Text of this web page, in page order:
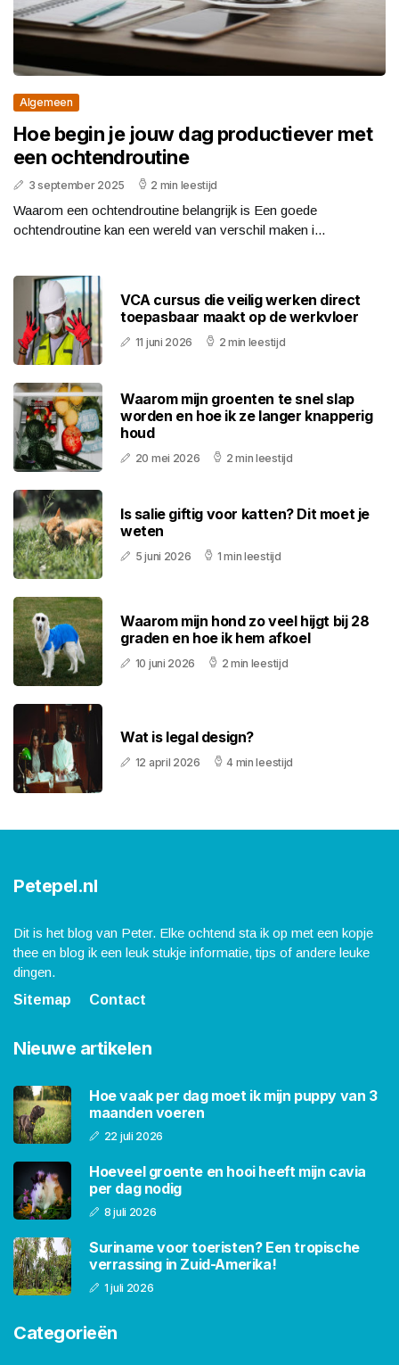
Algemeen
Hoe begin je jouw dag productiever met
een ochtendroutine
3 september 2025 2 min leestijd
Waarom een ochtendroutine belangrijk is Een goede
ochtendroutine kan een wereld van verschil maken i...
VCA cursus die veilig werken direct
toepasbaar maakt op de werkvloer
11 juni 2026 2 min leestijd
Waarom mijn groenten te snel slap
worden en hoe ik ze langer knapperig
houd
20 mei 2026 2 min leestijd
Is salie giftig voor katten? Dit moet je
weten
5 juni 2026 1 min leestijd
Waarom mijn hond zo veel hijgt bij 28
graden en hoe ik hem afkoel
10 juni 2026 2 min leestijd
Wat is legal design?
12 april 2026 4 min leestijd
Petepel.nl
Dit is het blog van Peter. Elke ochtend sta ik op met een kopje
thee en blog ik een leuk stukje informatie, tips of andere leuke
dingen.
Sitemap
Contact
Nieuwe artikelen
Hoe vaak per dag moet ik mijn puppy van 3
maanden voeren
22 juli 2026
Hoeveel groente en hooi heeft mijn cavia
per dag nodig
8 juli 2026
Suriname voor toeristen? Een tropische
verrassing in Zuid-Amerika!
1 juli 2026
Categorieën